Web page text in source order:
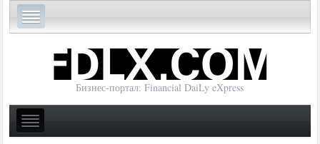
Бизнес-портал: Financial DaiLy eXpress